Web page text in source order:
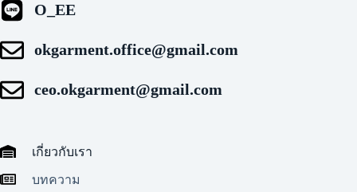
O_EE
okgarment.office@gmail.com
ceo.okgarment@gmail.com
เกี่ยวกับเรา
บทความ